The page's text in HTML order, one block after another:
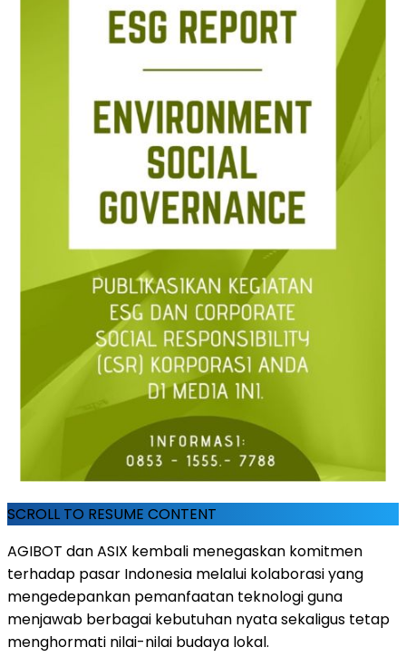
SCROLL TO RESUME CONTENT
AGIBOT dan ASIX kembali menegaskan komitmen
terhadap pasar Indonesia melalui kolaborasi yang
mengedepankan pemanfaatan teknologi guna
menjawab berbagai kebutuhan nyata sekaligus tetap
menghormati nilai-nilai budaya lokal.